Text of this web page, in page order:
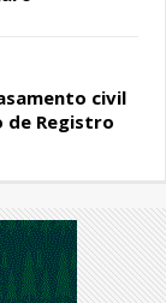
civil
de Registro